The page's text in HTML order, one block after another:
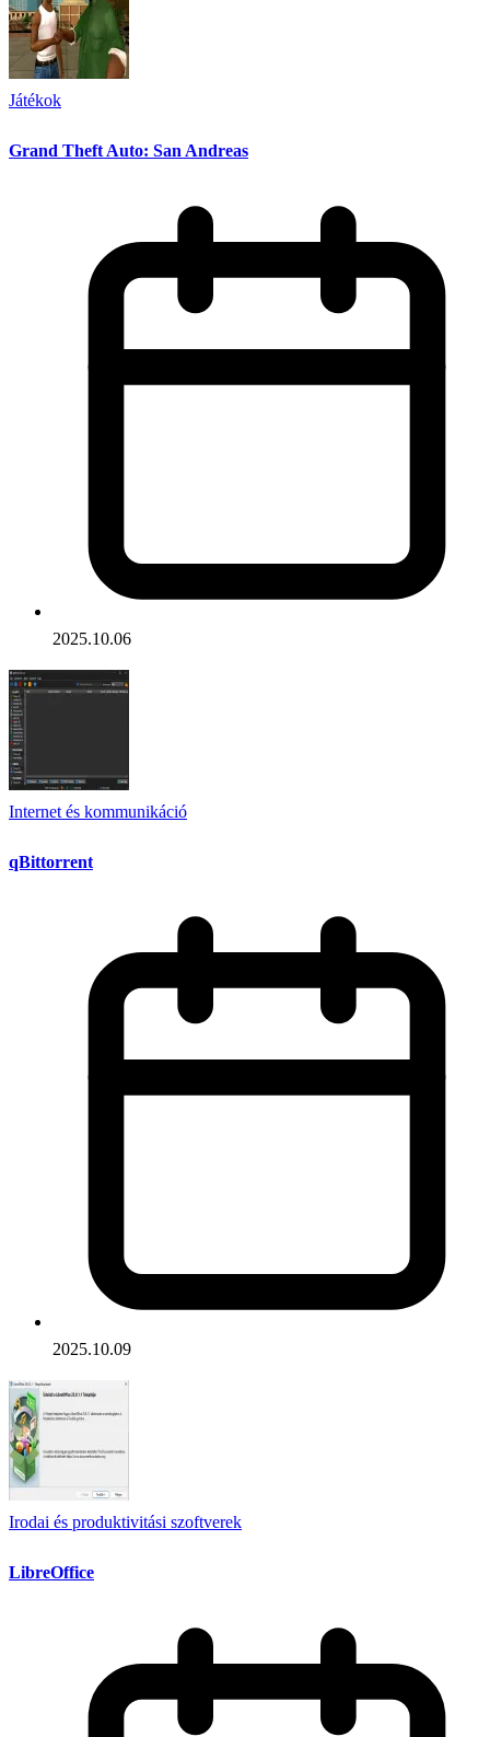
Játékok
Grand Theft Auto: San Andreas
2025.10.06
Internet és kommunikáció
qBittorrent
2025.10.09
Irodai és produktivitási szoftverek
LibreOffice